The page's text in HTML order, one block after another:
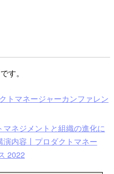
す。
トマネージャーカンファレン
ネジメントと組織の進化に
内容丨プロダクトマネー
2022